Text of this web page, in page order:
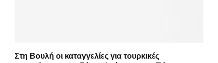
Στη Βουλή οι καταγγελίες για τουρκικές